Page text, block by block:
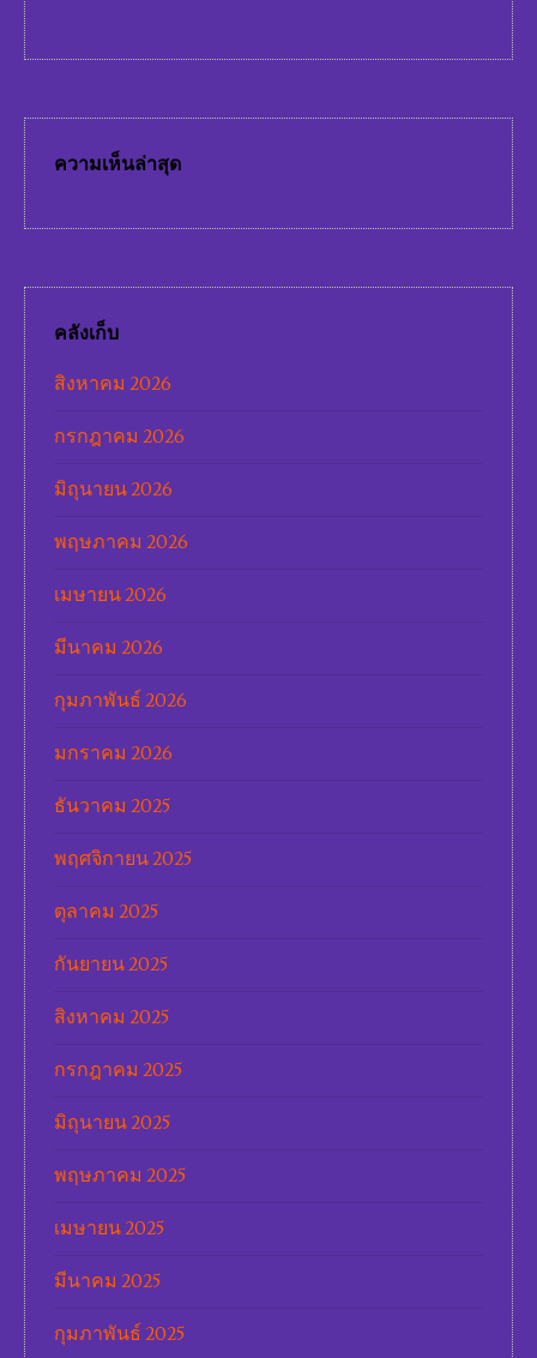
ความเห็นล่าสุด
คลังเก็บ
สิงหาคม 2026
กรกฎาคม 2026
มิถุนายน 2026
พฤษภาคม 2026
เมษายน 2026
มีนาคม 2026
กุมภาพันธ์ 2026
มกราคม 2026
ธันวาคม 2025
พฤศจิกายน 2025
ตุลาคม 2025
กันยายน 2025
สิงหาคม 2025
กรกฎาคม 2025
มิถุนายน 2025
พฤษภาคม 2025
เมษายน 2025
มีนาคม 2025
กุมภาพันธ์ 2025